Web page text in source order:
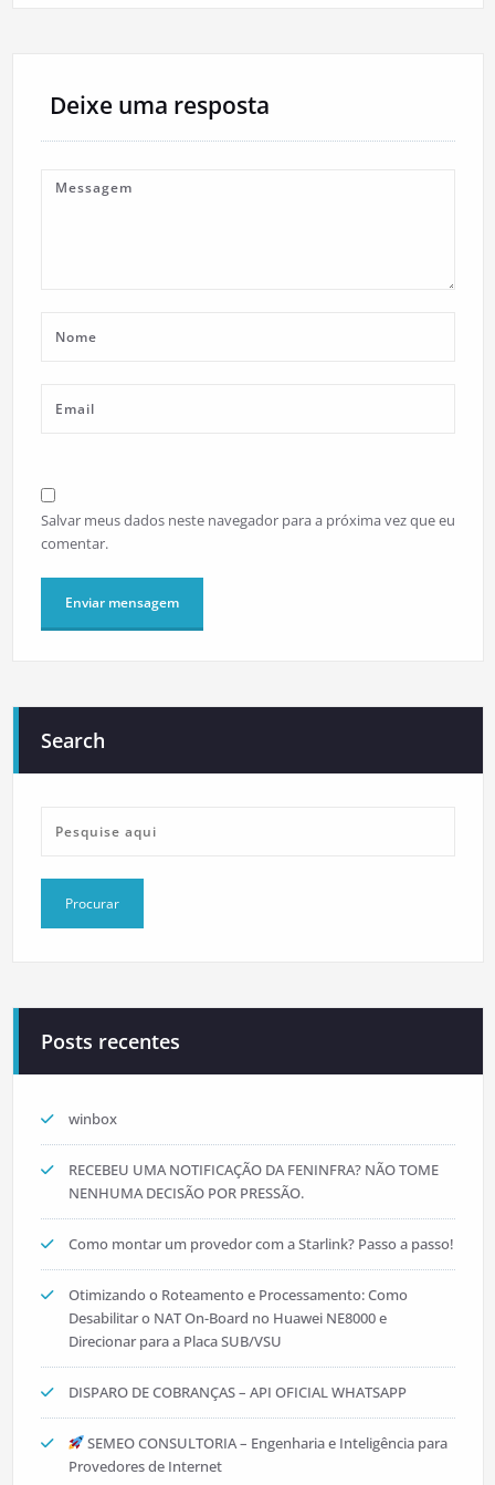
Deixe uma resposta
Salvar meus dados neste navegador para a próxima vez que eu
comentar.
Search
Posts recentes
winbox
RECEBEU UMA NOTIFICAÇÃO DA FENINFRA? NÃO TOME
NENHUMA DECISÃO POR PRESSÃO.
Como montar um provedor com a Starlink? Passo a passo!
Otimizando o Roteamento e Processamento: Como
Desabilitar o NAT On-Board no Huawei NE8000 e
Direcionar para a Placa SUB/VSU
DISPARO DE COBRANÇAS – API OFICIAL WHATSAPP
SEMEO CONSULTORIA – Engenharia e Inteligência para
Provedores de Internet